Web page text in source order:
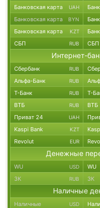
Банковская карта UAH
Банковская карта BYN
Банковская карта KZT
СБП RUB СБП
Интернет-
Сбербанк RUB
Альфа-Банк RUB
Т-Банк RUB Т-
ВТБ RUB ВТБ
Приват 24 UAH
Kaspi Bank KZT
Revolut EUR
Денежные
WU USD WU
ЗК RUB ЗК
Наличные
Наличные USD